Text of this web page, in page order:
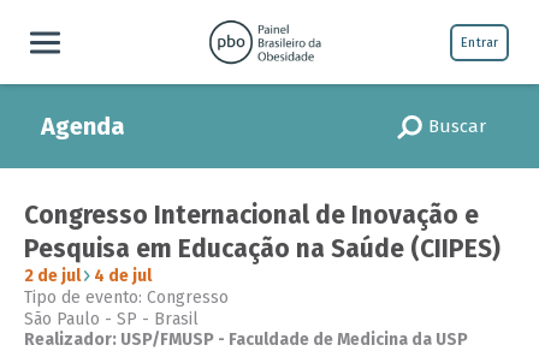
Entrar
Agenda Buscar
Congresso Internacional de Inovação e
Pesquisa em Educação na Saúde (CIIPES)
2 de jul
4 de jul
Tipo de evento: Congresso
São Paulo - SP - Brasil
Realizador: USP/FMUSP - Faculdade de Medicina da USP